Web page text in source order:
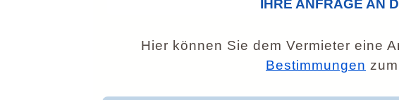
IHRE ANFRAGE AN
Hier können Sie dem Vermieter eine
Bestimmungen